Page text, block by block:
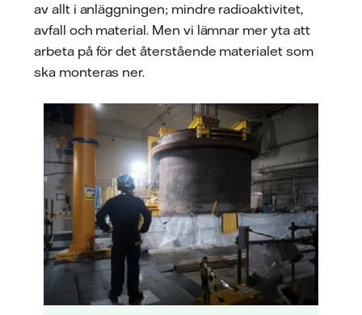
av allt i anläggningen; mindre radioaktivitet,
avfall och material. Men vi lämnar mer yta att
arbeta på för det återstående materialet som
ska monteras ner.
Foto: John Guthed